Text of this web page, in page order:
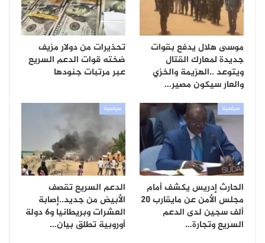
موسى هلال يدفع بقوات
جديدة لمعارك القتال
ويتوعد ..الهزيمة والخزي
والعار سيكون مصير…
تحذيرات من دولار مزيف
ضخته قوات الدعم السريع
عبر مرتبات جنودها
سياسية
الحارث إدريس يكشف أمام
مجلس الأمن عن مايقارب 20
ألف سجين لدى الدعم
السريع وتجارة…
سياسية
الدعم السريع تقصف
الأبيض من جديد..إصابة
العشرات وبريطانيا و6 دولة
أوروبية تطلق بيان…